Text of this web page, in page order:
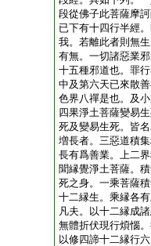
段從佛子此菩薩摩
已下有十四行半經
我。若離此者則無
有無。一切諸惡業
十五種邪道也。罪
中及第六天已來散
色界八禪是也。及
四果淨土菩薩變易
死及變易生死。皆
増長者。三惡道積
長有爲善業。上二
聞縁覺淨土菩薩。
死之身。一乘菩薩
十二縁生。乘縁各
凡夫。以十二縁成
無體折伏現行煩惱
以修四諦十二縁行